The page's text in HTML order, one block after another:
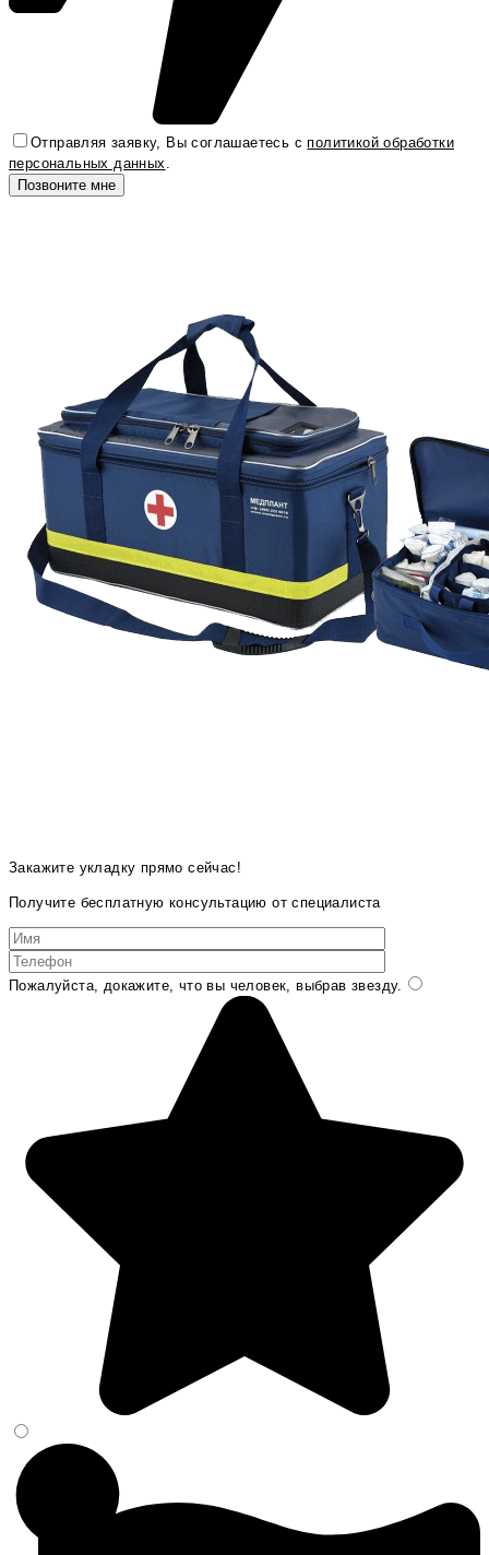
Отправляя заявку, Вы соглашаетесь сполитикой обработки
персональных данных.
Закажите укладку прямо сейчас!
Получите бесплатную консультацию от специалиста
Пожалуйста, докажите, что вы человек, выбрав звезду.